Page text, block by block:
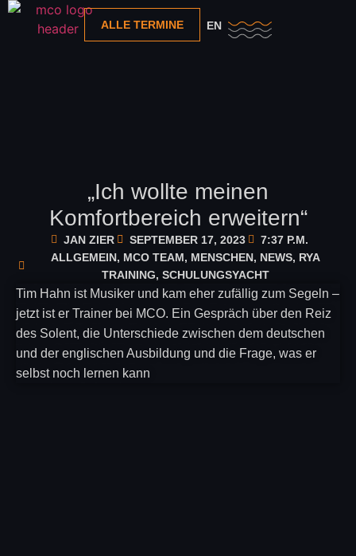
ALLE TERMINE EN
„Ich wollte meinen
Komfortbereich erweitern“
JAN ZIER SEPTEMBER 17, 2023
7:37 P.M.
ALLGEMEIN, MCO TEAM, MENSCHEN, NEWS, RYA
TRAINING, SCHULUNGSYACHT
Tim Hahn ist Musiker und kam eher zufällig zum Segeln –
jetzt ist er Trainer bei MCO. Ein Gespräch über den Reiz
des Solent, die Unterschiede zwischen dem deutschen
und der englischen Ausbildung und die Frage, was er
selbst noch lernen kann